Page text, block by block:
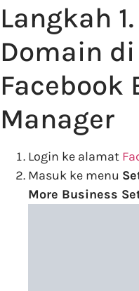
Langkah
Domain
Facebook
Manager
Login ke alamat
Masuk ke menu
More Business